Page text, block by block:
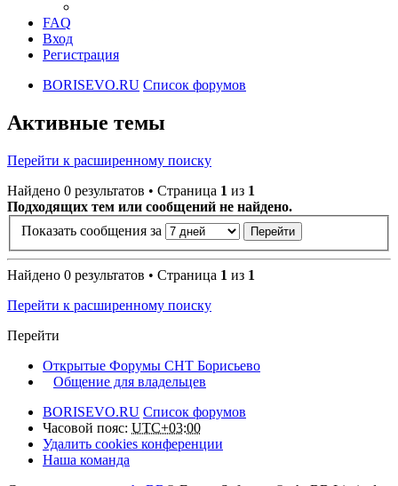
FAQ
Вход
Регистрация
BORISEVO.RU Список форумов
Активные темы
Перейти к расширенному поиску
Найдено 0 результатов • Страница 1 из 1
Подходящих тем или сообщений не найдено.
Показать сообщения за
Найдено 0 результатов • Страница 1 из 1
Перейти к расширенному поиску
Перейти
Открытые Форумы СНТ Борисьево
Общение для владельцев
BORISEVO.RU Список форумов
Часовой пояс: UTC+03:00
Удалить cookies конференции
Наша команда